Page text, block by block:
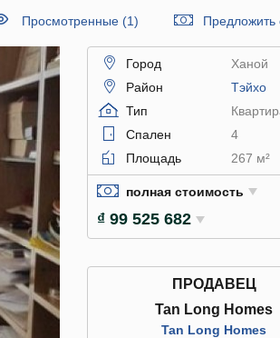
Просмотренные (1) Предложить
Город
Ханой
Район
Тэйхо
Тип
Спален
4
Площадь
267 м²
полная стоимость
₫ 99 525 682
ПРОДАВЕЦ
Tan Long Homes
Tan Long Homes